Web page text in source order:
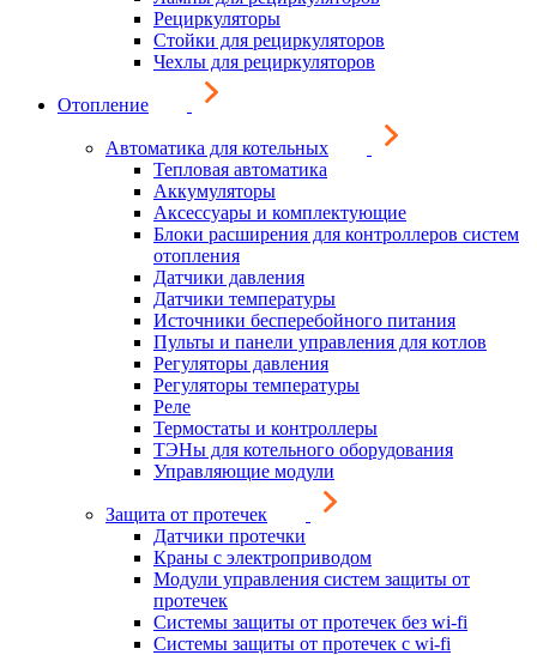
Рециркуляторы
Стойки для рециркуляторов
Чехлы для рециркуляторов
Отопление
Автоматика для котельных
Тепловая автоматика
Аккумуляторы
Аксессуары и комплектующие
Блоки расширения для контроллеров систем
отопления
Датчики давления
Датчики температуры
Источники бесперебойного питания
Пульты и панели управления для котлов
Регуляторы давления
Регуляторы температуры
Реле
Термостаты и контроллеры
ТЭНы для котельного оборудования
Управляющие модули
Защита от протечек
Датчики протечки
Краны с электроприводом
Модули управления систем защиты от
протечек
Системы защиты от протечек без wi-fi
Системы защиты от протечек с wi-fi